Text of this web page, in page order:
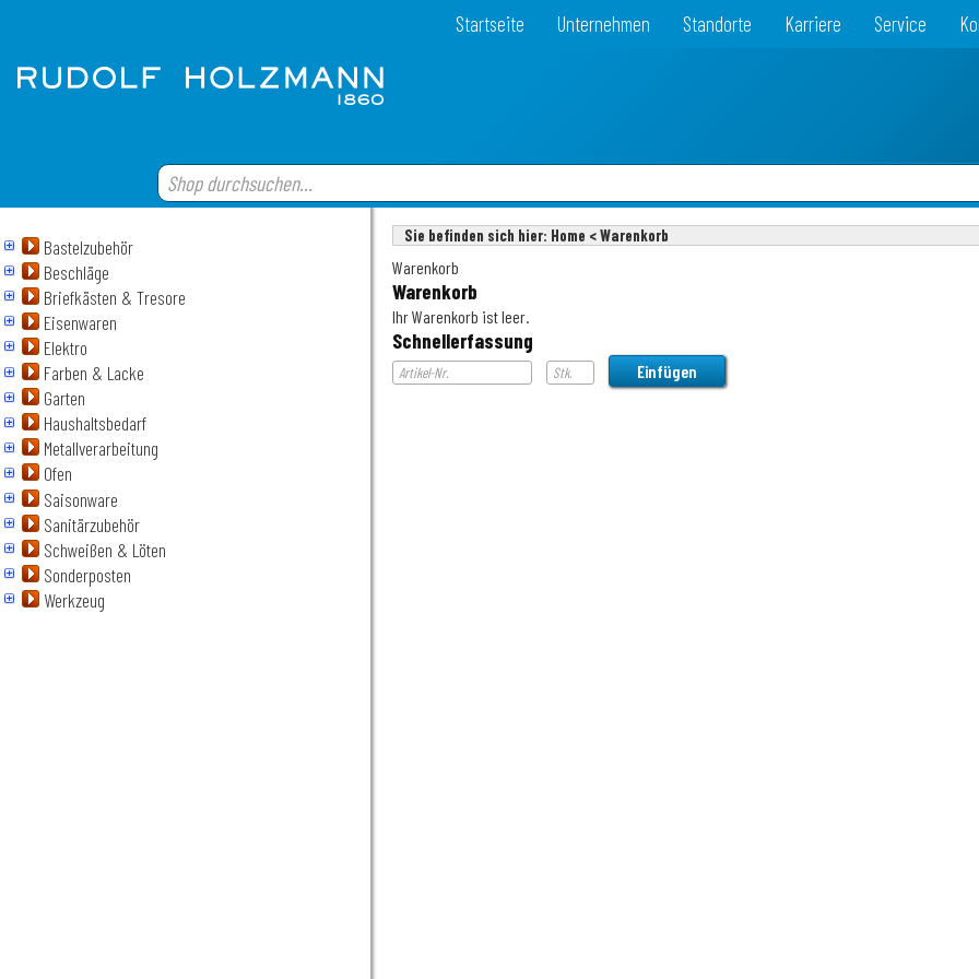
Startseite Unternehmen Standorte Karriere Service
Bastelzubehör
Beschläge
Briefkästen & Tresore
Eisenwaren
Elektro
Farben & Lacke
Garten
Haushaltsbedarf
Metallverarbeitung
Ofen
Saisonware
Sanitärzubehör
Schweißen & Löten
Sonderposten
Werkzeug
Sie befinden sich hier: Home < Warenkorb
Warenkorb
Warenkorb
Ihr Warenkorb ist leer.
Schnellerfassung